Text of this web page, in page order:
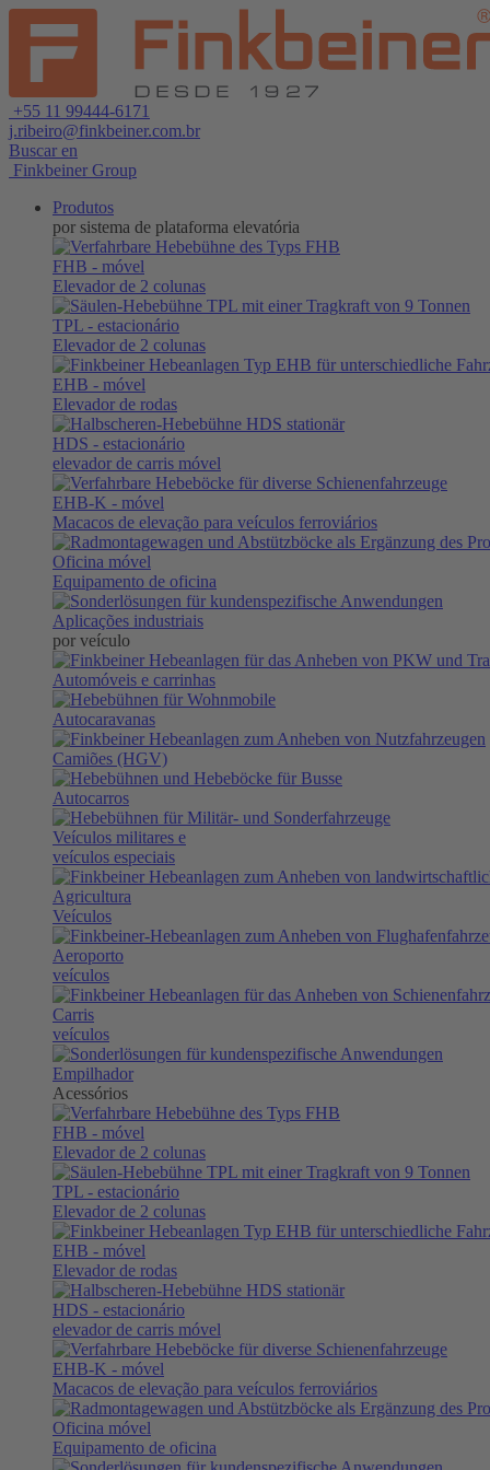
+55 11 99444-6171
j.ribeiro@finkbeiner.com.br
Buscar en
Finkbeiner Group
Produtos
por sistema de plataforma elevatória
FHB - móvel
Elevador de 2 colunas
TPL - estacionário
Elevador de 2 colunas
EHB - móvel
Elevador de rodas
HDS - estacionário
elevador de carris móvel
EHB-K - móvel
Macacos de elevação para veículos ferroviários
Oficina móvel
Equipamento de oficina
Aplicações industriais
por veículo
Automóveis e carrinhas
Autocaravanas
Camiões (HGV)
Autocarros
Veículos militares e
veículos especiais
Agricultura
Veículos
Aeroporto
veículos
Carris
veículos
Empilhador
Acessórios
FHB - móvel
Elevador de 2 colunas
TPL - estacionário
Elevador de 2 colunas
EHB - móvel
Elevador de rodas
HDS - estacionário
elevador de carris móvel
EHB-K - móvel
Macacos de elevação para veículos ferroviários
Oficina móvel
Equipamento de oficina